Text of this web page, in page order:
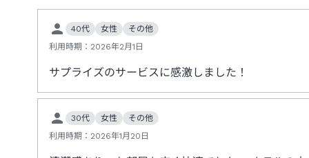
40代 女性
その他
利用時期： 2026年2月1日
サプライズのサービスに感激しました！
30代 女性
その他
利用時期： 2026年1月20日